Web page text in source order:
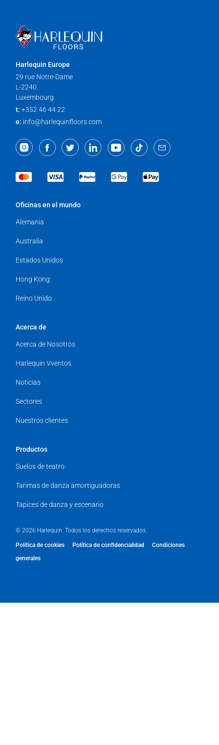
Harlequin Europe
29 rue Notre-Dame
L-2240
Luxembourg
t: +352 46 44 22
e: info@harlequinfloors.com
Oficinas en el mundo
Alemania
Australia
Estados Unidos
Hong Kong
Reino Unido
Acerca de
Acerca de Nosotros
Harlequin Vventos
Noticias
Sectores
Nuestros clientes
Productos
Suelos de teatro
Tarimas de danza amortiguadoras
Tapices de danza y escenario
© 2026 Harlequin. Todos los derechos reservados.
Política de cookies Política de confidencialidad
Condiciones
generales